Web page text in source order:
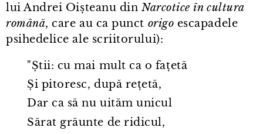
lui Andrei Oișteanu din Narcotice în cultura
română, care au ca punct origo escapadele
psihedelice ale scriitorului):
"Știi: cu mai mult ca o fațetă
Și pitoresc, după rețetă,
Dar ca să nu uităm unicul
Sărat grăunte de ridicul,